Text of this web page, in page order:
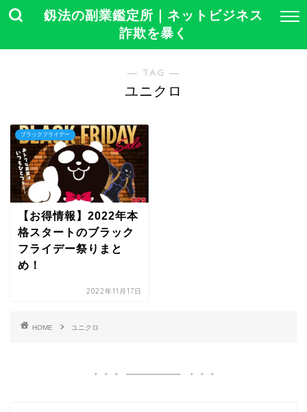
釼法の副業鑑定所｜ネットビジネス
詐欺を暴く
― TAG ―
ユニクロ
ブラックフライデー
【お得情報】2022年本
格スタートのブラック
フライデー祭りまと
め！
2022年11月17日
HOME ユニクロ